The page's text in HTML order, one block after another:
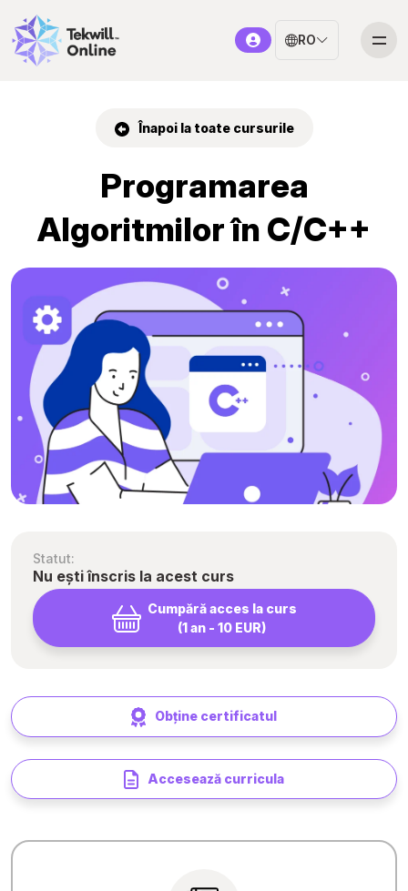
RO
Înapoi la toate cursurile
Programarea
Algoritmilor în C/C++
Statut:
Nu ești înscris la acest curs
Cumpără acces la curs
(1 an - 10 EUR)
Obține certificatul
Accesează curricula